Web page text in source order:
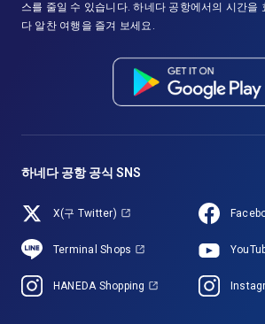
스를 줄일 수 있습니다. 하네다 공항에서의 시간을
다 알찬 여행을 즐겨 보세요.
하네다 공항 공식 SNS
X(구 Twitter)
Terminal Shops
HANEDA Shopping